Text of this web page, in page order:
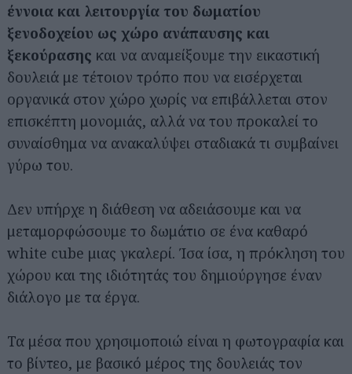
έννοια και λειτουργία του δωματίου
ξενοδοχείου ως χώρο ανάπαυσης και
ξεκούρασης και να αναμείξουμε την εικαστική
δουλειά με τέτοιον τρόπο που να εισέρχεται
οργανικά στον χώρο χωρίς να επιβάλλεται στον
επισκέπτη μονομιάς, αλλά να του προκαλεί το
συναίσθημα να ανακαλύψει σταδιακά τι συμβαίνει
γύρω του.
Δεν υπήρχε η διάθεση να αδειάσουμε και να
μεταμορφώσουμε το δωμάτιο σε ένα καθαρό
white cube μιας γκαλερί. Ίσα ίσα, η πρόκληση του
χώρου και της ιδιότητάς του δημιούργησε έναν
διάλογο με τα έργα.
Τα μέσα που χρησιμοποιώ είναι η φωτογραφία και
το βίντεο, με βασικό μέρος της δουλειάς τον